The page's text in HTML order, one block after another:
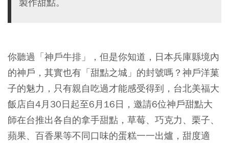
你聽過「神戶牛排」，但是你知道，日本兵庫縣境內
的神戶，其實也有「甜點之城」的封號嗎？神戶洋菓
子的魅力，只有親自吃過才能感受得到，台北美福大
飯店自4月30日起至6月16日，邀請6位神戶甜點大
師在台推出各自的拿手甜點，草莓、巧克力、栗子、
蘋果、百香果等不同口味的蛋糕一一出爐，甜度適